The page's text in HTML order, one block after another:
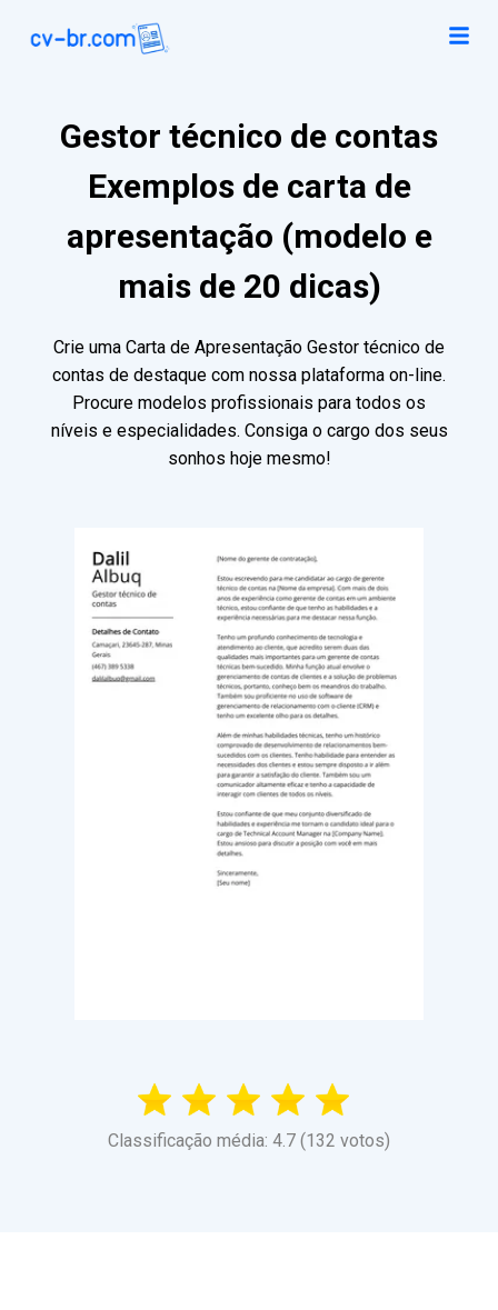
Gestor técnico de contas
Exemplos de carta de
apresentação (modelo e
mais de 20 dicas)
Crie uma Carta de Apresentação Gestor técnico de
contas de destaque com nossa plataforma on-line.
Procure modelos profissionais para todos os
níveis e especialidades. Consiga o cargo dos seus
sonhos hoje mesmo!
Classificação média: 4.7 (132 votos)